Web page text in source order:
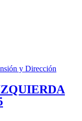
y Dirección